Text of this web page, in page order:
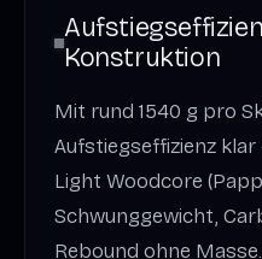
Konstruktion
Mit rund 1540 g pro
Aufstiegs­effizienz
Light Woodcore
Schwunggewicht,
Rebound ohne